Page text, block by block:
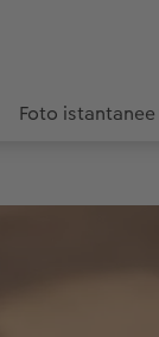
Foto istantanee